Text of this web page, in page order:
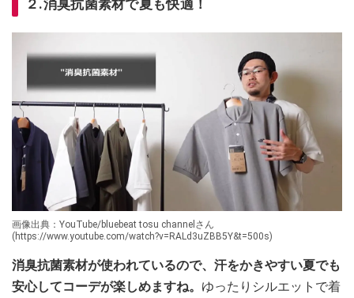
２.消臭抗菌素材で夏も快適！
画像出典：YouTube/bluebeat tosu channelさん
(https://www.youtube.com/watch?v=RALd3uZBB5Y&t=500s)
消臭抗菌素材が使われているので、汗をかきやすい夏でも
安心してコーデが楽しめますね。 ゆったりシルエットで着